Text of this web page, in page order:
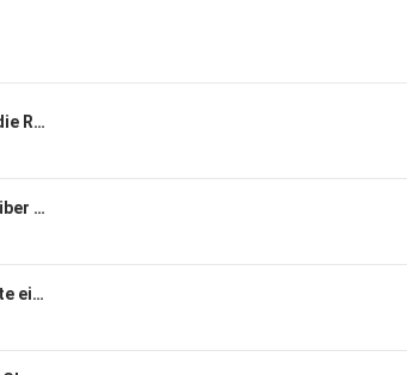
Diskussion über die Schrift "Über die Religion" von Friedrich Schleiermacher
Diskussion zu dem Buch "Dialoge über die natürliche Religion" von David Hume
Was sagen Bonhoeffers Texte heute einem säkularen Humanisten und einem Christen?